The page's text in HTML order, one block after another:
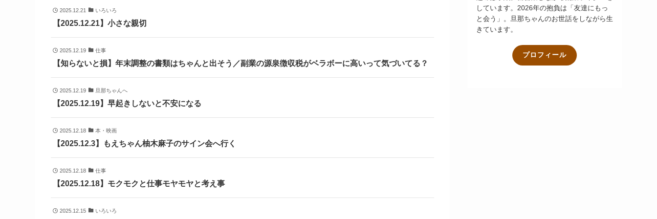
2025.12.21 いろいろ
【2025.12.21】小さな親切
2025.12.19 仕事
【知らないと損】年末調整の書類はちゃんと出そう／副業の源泉徴収税がベラボーに高いって気づいてる？
2025.12.19 旦那ちゃんへ
【2025.12.19】早起きしないと不安になる
2025.12.18 本・映画
【2025.12.3】もえちゃん柚木麻子のサイン会へ行く
2025.12.18 仕事
【2025.12.18】モクモクと仕事モヤモヤと考え事
2025.12.15 いろいろ
しています。2026年の抱負は「友達にもっ
と会う」。旦那ちゃんのお世話をしながら生
きています。
プロフィール